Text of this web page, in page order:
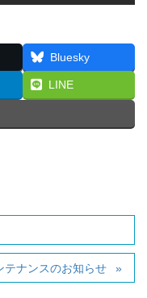
Bluesky
LINE
テナンスのお知らせ